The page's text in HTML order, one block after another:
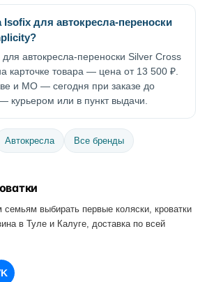
Isofix для автокресла-переноски
автокресла-переноски Silver Cross
карточке товара — цена от 13 500 ₽.
и МО — сегодня при заказе до
курьером или в пункт выдачи.
Автокресла Все бренды
семьям выбирать первые коляски, кроватки
в Туле и Калуге, доставка по всей